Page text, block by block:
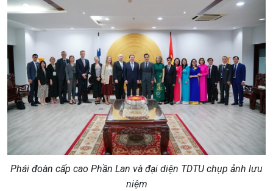
Phái đoàn cấp cao Phần Lan và đại diện TDTU chụp ảnh lưu
niệm